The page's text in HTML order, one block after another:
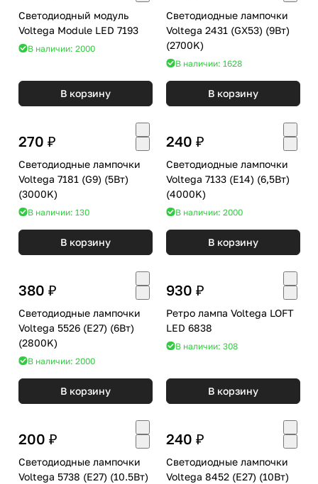
Светодиодный модуль
Voltega Module LED 7193
В наличии: 2000
В корзину
Светодиодные лампочки
Voltega 2431 (GX53) (9Вт)
(2700K)
В наличии: 1628
В корзину
270 ₽
Светодиодные лампочки
Voltega 7181 (G9) (5Вт)
(3000K)
В наличии: 130
В корзину
240 ₽
Светодиодные лампочки
Voltega 7133 (E14) (6,5Вт)
(4000K)
В наличии: 2000
В корзину
380 ₽
Светодиодные лампочки
Voltega 5526 (E27) (6Вт)
(2800K)
В наличии: 2000
В корзину
930 ₽
Ретро лампа Voltega LOFT
LED 6838
В наличии: 308
В корзину
200 ₽
Светодиодные лампочки
Voltega 5738 (E27) (10.5Вт)
240 ₽
Светодиодные лампочки
Voltega 8452 (E27) (10Вт)